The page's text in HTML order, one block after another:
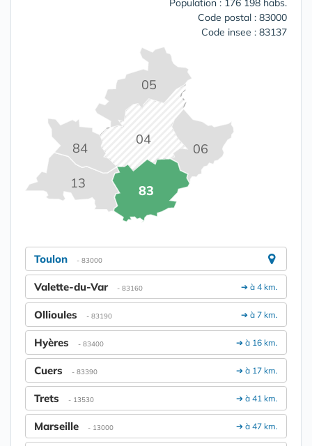
Population : 176 198 habs.
Code postal : 83000
Code insee : 83137
04
05
06
13 83
84
Toulon - 83000
➔ à 4 km.
Valette-du-Var - 83160
➔ à 7 km.
Ollioules - 83190
➔ à 16 km.
Hyères - 83400
➔ à 17 km.
Cuers - 83390
➔ à 41 km.
Trets - 13530
➔ à 47 km.
Marseille - 13000